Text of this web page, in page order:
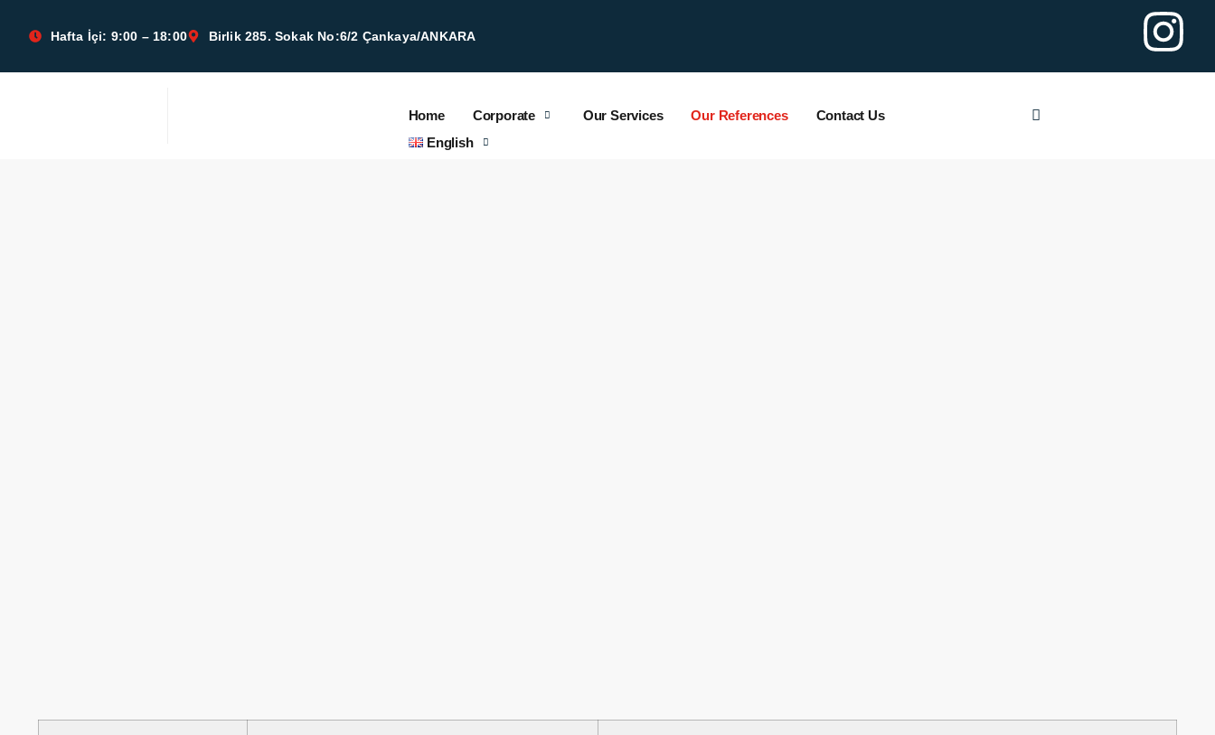
Hafta İçi: 9:00 – 18:00 Birlik 285. Sokak No:6/2 Çankaya/ANKARA
Home Corporate Our Services Our References
Contact Us
English